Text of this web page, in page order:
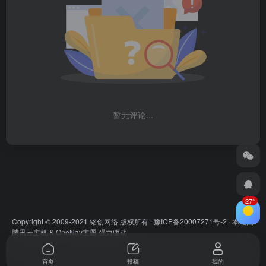
暂无评论...
Copyright © 2009-2021 铭创网络 版权所有 ·豫ICP备20007271号-2 · 本站由
腾讯云主机 & OneNav主题 强力驱动
27°
首页 投稿 我的